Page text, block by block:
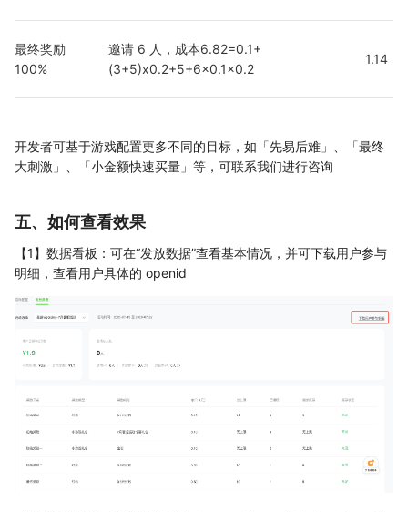
最终奖励
100%
邀请 6 人，成本6.82=0.1+
(3+5)x0.2+5+6x0.1x0.2
1.14
开发者可基于游戏配置更多不同的目标，如「先易后难」、「最终
大刺激」、「小金额快速买量」等，可联系我们进行咨询
五、如何查看效果
【1】数据看板：可在“发放数据”查看基本情况，并可下载用户参与
明细，查看用户具体的 openid